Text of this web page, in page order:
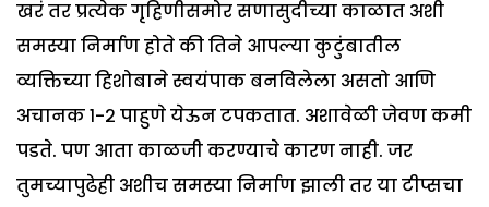
खरं तर प्रत्येक गृहिणीसमोर सणासुदीच्या काळात अशी
समस्या निर्माण होते की तिने आपल्या कुटुंबातील
व्यक्तिच्या हिशोबाने स्वयंपाक बनविलेला असतो आणि
अचानक १-२ पाहुणे येऊन टपकतात. अशावेळी जेवण कमी
पडते. पण आता काळजी करण्याचे कारण नाही. जर
तुमच्यापुढेही अशीच समस्या निर्माण झाली तर या टीप्सचा